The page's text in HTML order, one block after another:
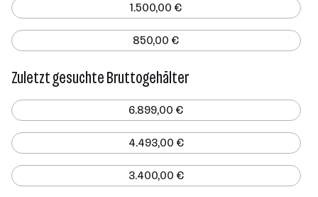
1.500,00 €
850,00 €
Zuletzt gesuchte Bruttogehälter
6.899,00 €
4.493,00 €
3.400,00 €